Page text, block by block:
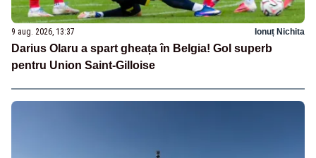
9 aug. 2026, 13:37 Ionuț Nichita
Darius Olaru a spart gheața în Belgia! Gol superb
pentru Union Saint-Gilloise